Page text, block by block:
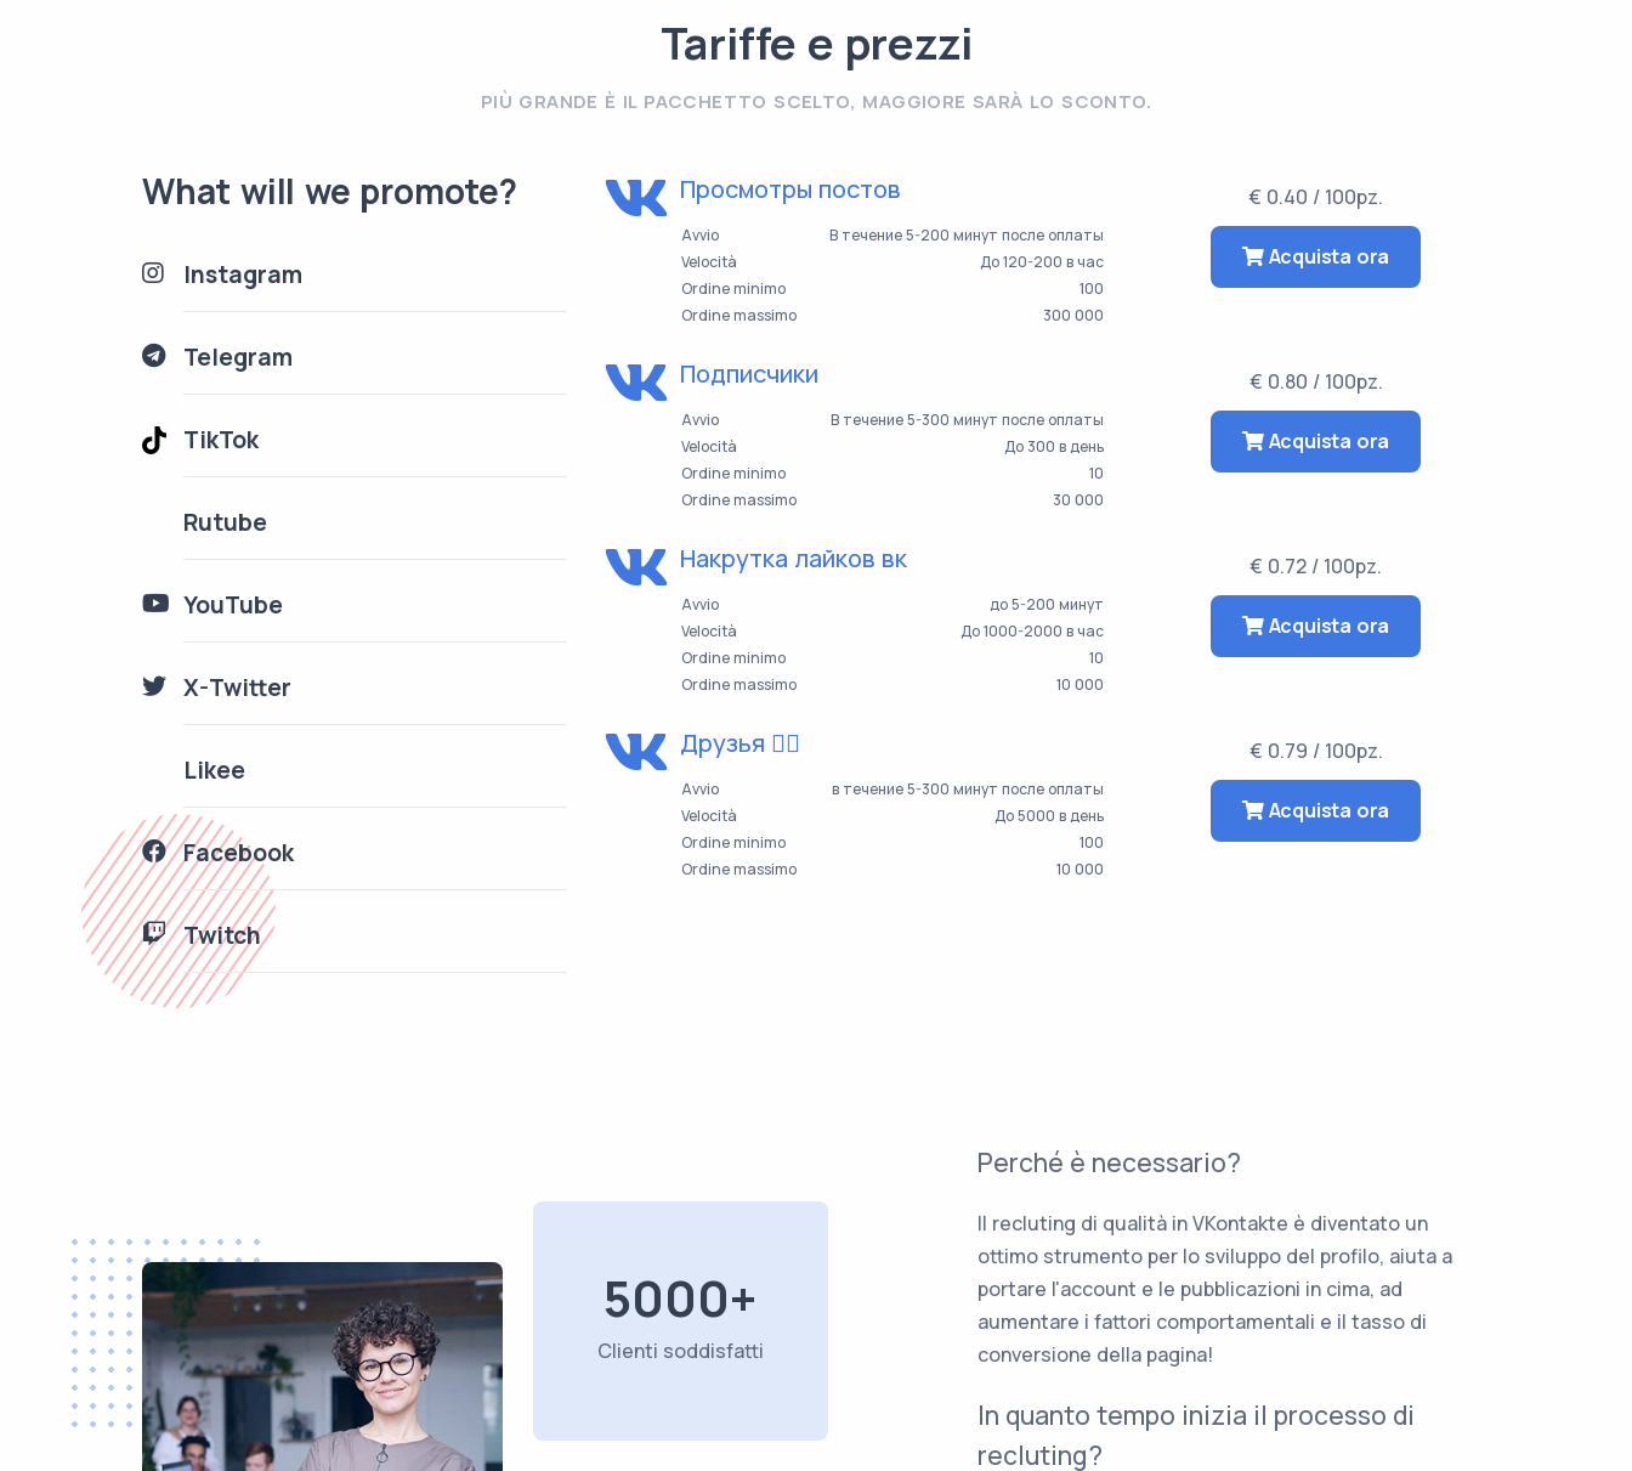
Tariffe e prezzi
PIÙ GRANDE È IL PACCHETTO SCELTO, MAGGIORE SARÀ LO SCONTO.
What will we promote?
Instagram
Telegram
TikTok
Rutube
YouTube
X-Twitter
Likee
Facebook
Twitch
Просмотры постов
Avvio
В течение 5-200 минут после оплаты
Velocità
До 120-200 в час
Ordine minimo
100
Ordine massimo
300 000
€ 0.40 / 100pz.
Acquista ora
Подписчики
Avvio
В течение 5-300 минут после оплаты
Velocità
До 300 в день
Ordine minimo
10
Ordine massimo
30 000
€ 0.80 / 100pz.
Acquista ora
Накрутка лайков вк
Avvio
до 5-200 минут
Velocità
До 1000-2000 в час
Ordine minimo
10
Ordine massimo
10 000
€ 0.72 / 100pz.
Acquista ora
Друзья 👯‍♀️
Avvio
в течение 5-300 минут после оплаты
Velocità
До 5000 в день
Ordine minimo
100
Ordine massimo
10 000
€ 0.79 / 100pz.
Acquista ora
5000+
Clienti soddisfatti
Perché è necessario?
Il recluting di qualità in VKontakte è diventato un
ottimo strumento per lo sviluppo del profilo, aiuta a
portare l'account e le pubblicazioni in cima, ad
aumentare i fattori comportamentali e il tasso di
conversione della pagina!
In quanto tempo inizia il processo di
recluting?